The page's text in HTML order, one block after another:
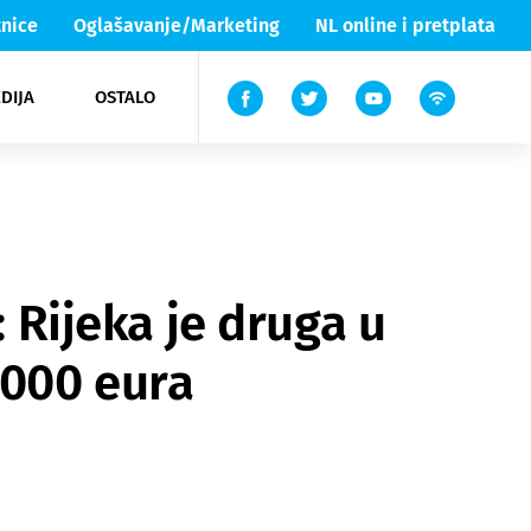
Oglašavanje/Marketing NL online i pretplata
OSTALO
Lika & Senj
TV
je druga u
eura